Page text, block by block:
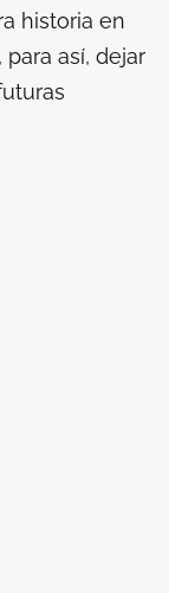
historia en
así, dejar